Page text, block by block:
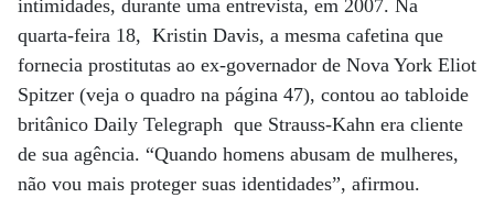
intimidades, durante uma entrevista, em 2007. Na
quarta-feira 18, Kristin Davis, a mesma cafetina que
fornecia prostitutas ao ex-governador de Nova York Eliot
Spitzer (veja o quadro na página 47), contou ao tabloide
britânico Daily Telegraph que Strauss-Kahn era cliente
de sua agência. “Quando homens abusam de mulheres,
não vou mais proteger suas identidades”, afirmou.